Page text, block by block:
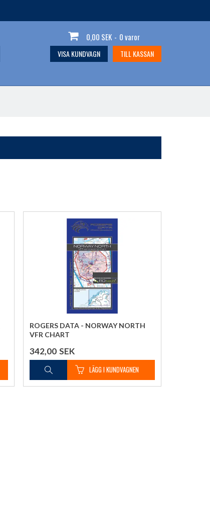
0,00 SEK - 0 varor
VISA KUNDVAGN TILL KASSAN
ROGERS DATA - NORWAY NORTH
VFR CHART
342,00 SEK